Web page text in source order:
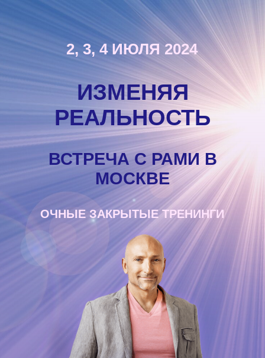
ИЗМЕНЯЯ
РЕАЛЬНОСТЬ
2, 3, 4 ИЮЛЯ 2024
ОЧНЫЕ ЗАКРЫТЫЕ ТРЕНИНГИ
ВСТРЕЧА С РАМИ В
МОСКВЕ